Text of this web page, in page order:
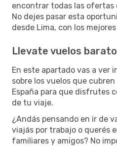
encontrar todas las ofertas
No dejes pasar esta
desde Lima, con los
Llevate vuelos
En este apartado vas a ver
sobre los vuelos que
España para que disfrutes
de tu viaje.
¿Andás pensando en ir de
viajás por trabajo o querés
familiares y amigos? No